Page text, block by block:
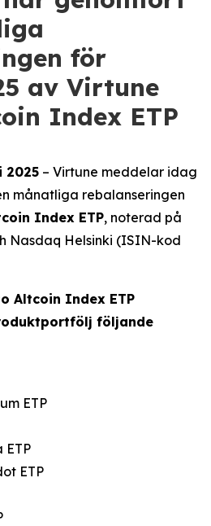
för
av Virtune
Index ETP
2025 – Virtune meddelar idag
månatliga rebalanseringen
Index ETP, noterad på
Nasdaq Helsinki (ISIN-kod
Altcoin Index ETP
följande
ETP
ETP
ETP